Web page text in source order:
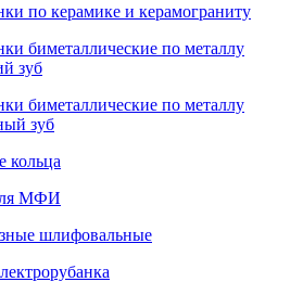
по керамике и керамограниту
биметаллические по металлу
зуб
биметаллические по металлу
зуб
кольца
МФИ
шлифовальные